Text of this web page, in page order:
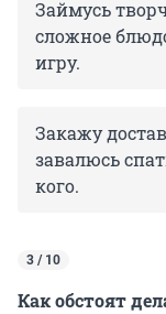
Займусь
сложное
игру.
Закажу
завалюсь
кого.
3 / 10
Как обстоят